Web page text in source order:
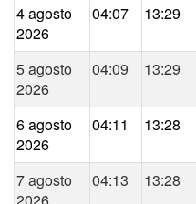
4 agosto
2026
04:07 13:29
5 agosto
2026
04:09 13:29
6 agosto
2026
04:11 13:28
7 agosto
04:13 13:28